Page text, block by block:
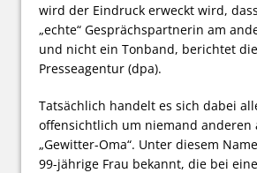
wird der Eindruck erweckt wird,
„echte“ Gesprächspartnerin am
und nicht ein Tonband, berichtet
Presseagentur (dpa).
Tatsächlich handelt es sich dabei
offensichtlich um niemand anderen
„Gewitter-Oma“. Unter diesem
99-jährige Frau bekannt, die bei